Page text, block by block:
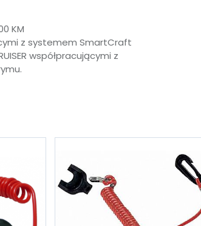
KM
z systemem SmartCraft
współpracującymi z